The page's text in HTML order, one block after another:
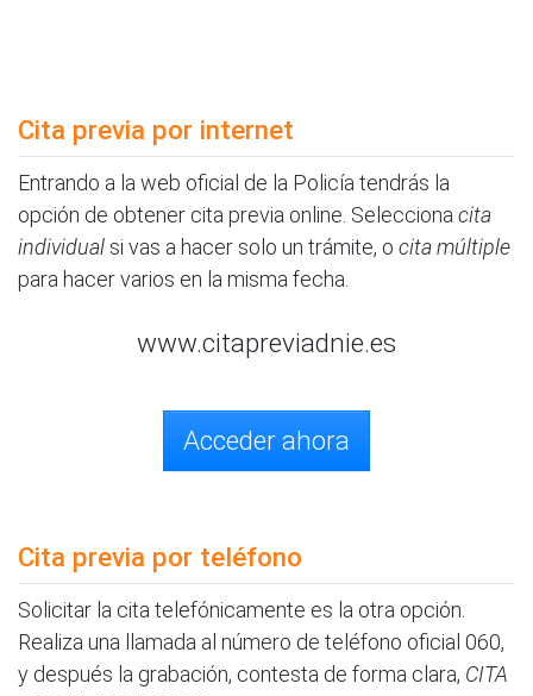
Cita previa por internet
Entrando a la web oficial de la Policía tendrás la
opción de obtener cita previa online. Selecciona cita
individual si vas a hacer solo un trámite, o cita múltiple
para hacer varios en la misma fecha.
www.citapreviadnie.es
Acceder ahora
Cita previa por teléfono
Solicitar la cita telefónicamente es la otra opción.
Realiza una llamada al número de teléfono oficial 060,
y después la grabación, contesta de forma clara, CITA